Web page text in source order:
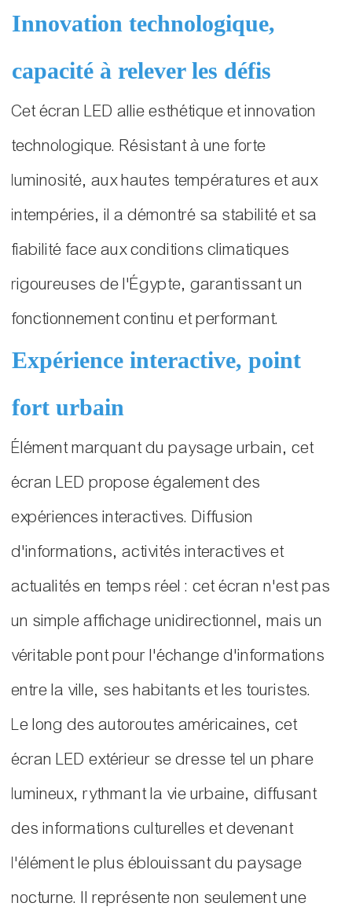
Innovation technologique,
capacité à relever les défis
Cet écran LED allie esthétique et innovation
technologique. Résistant à une forte
luminosité, aux hautes températures et aux
intempéries, il a démontré sa stabilité et sa
fiabilité face aux conditions climatiques
rigoureuses de l'Égypte, garantissant un
fonctionnement continu et performant.
Expérience interactive, point
fort urbain
Élément marquant du paysage urbain, cet
écran LED propose également des
expériences interactives. Diffusion
d'informations, activités interactives et
actualités en temps réel : cet écran n'est pas
un simple affichage unidirectionnel, mais un
véritable pont pour l'échange d'informations
entre la ville, ses habitants et les touristes.
Le long des autoroutes américaines, cet
écran LED extérieur se dresse tel un phare
lumineux, rythmant la vie urbaine, diffusant
des informations culturelles et devenant
l'élément le plus éblouissant du paysage
nocturne. Il représente non seulement une